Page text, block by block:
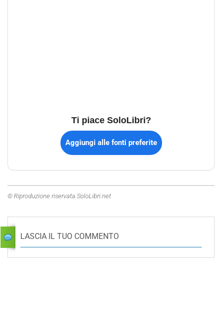
Ti piace SoloLibri?
Aggiungi alle fonti preferite
© Riproduzione riservata SoloLibri.net
LASCIA IL TUO COMMENTO